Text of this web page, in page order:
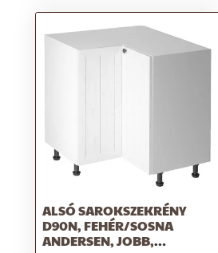
ALSÓ SAROKSZEKRÉNY
D90N, FEHÉR/SOSNA
ANDERSEN, JOBB,